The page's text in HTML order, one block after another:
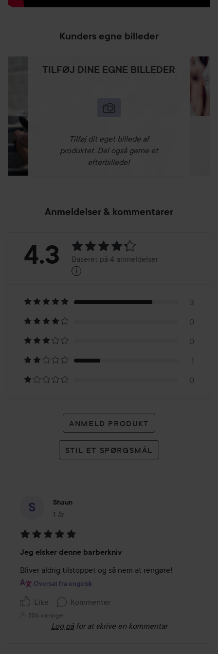
Kunders egne billeder
TILFØJ DINE EGNE BILLEDER
Tilføj dit eget billede af
produktet. Del også gerne et
efterbillede!
Anmeldelser & kommentarer
Bedømmelse:
Baseret
på
4
anmeldelser
4.3 Baseret på 4 anmeldelser
i
3
0
0
1
0
ANMELD PRODUKT
STIL ET SPØRGSMÅL
Shaun
1 år
Posten blev oprettet 1 år
5
ud
af
Jeg elsker denne barberkniv
Bliver aldrig tilstoppet og så nem at rengøre!
Oversat fra engelsk
Like Kommenter
506 visninger
Log på for at skrive en kommentar